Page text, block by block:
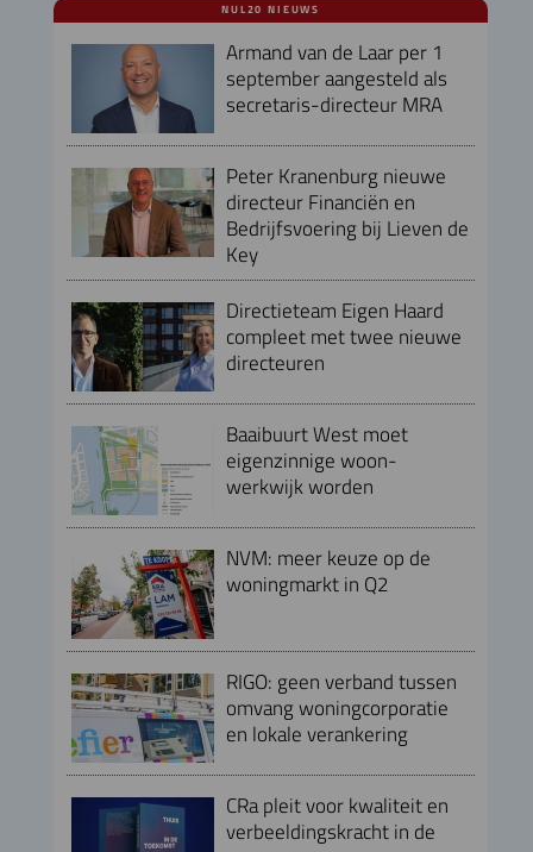
NUL20 NIEUWS
Armand van de Laar per 1
september aangesteld als
secretaris-directeur MRA
Peter Kranenburg nieuwe
directeur Financiën en
Bedrijfsvoering bij Lieven de
Key
Directieteam Eigen Haard
compleet met twee nieuwe
directeuren
Baaibuurt West moet
eigenzinnige woon-
werkwijk worden
NVM: meer keuze op de
woningmarkt in Q2
RIGO: geen verband tussen
omvang woningcorporatie
en lokale verankering
CRa pleit voor kwaliteit en
verbeeldingskracht in de